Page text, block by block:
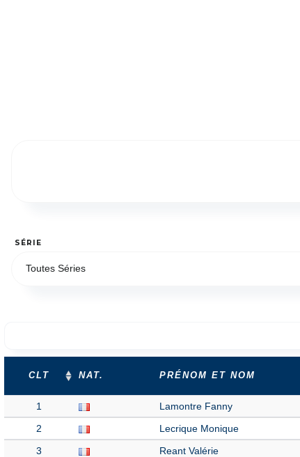
SÉRIE
Toutes Séries
CLT NAT. PRÉNOM ET NOM
1 Lamontre Fanny
2
Lecrique Monique
3
Reant Valérie